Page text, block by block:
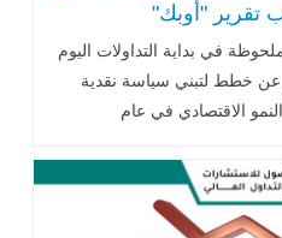
تقرير "أوبك"
في بداية التداولات اليوم
عن خطط لتبني سياسة نقدية
الاقتصادي في عام